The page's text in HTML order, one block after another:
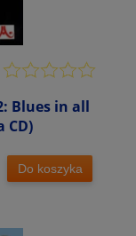
Blues in all
CD)
Do koszyka